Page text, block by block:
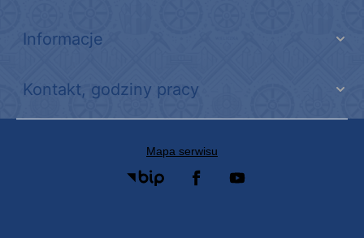
Informacje
Kontakt, godziny pracy
Mapa serwisu